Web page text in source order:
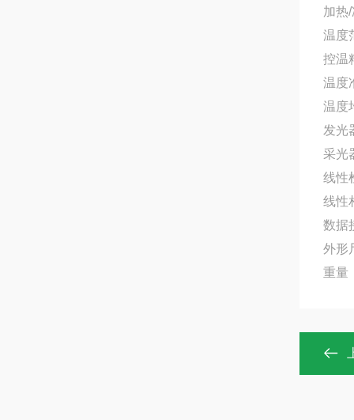
加热
温度
控温
温度
温度
发光
采光
线性
线性
数据
外形
重量